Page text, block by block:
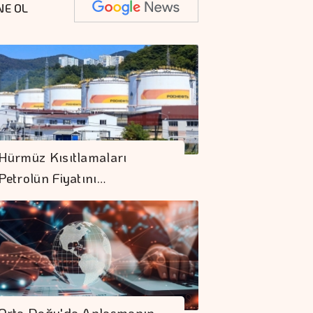
OL
Hürmüz Kısıtlamaları
Petrolün Fiyatını…